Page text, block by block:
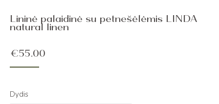
Lininė palaidinė su petnešėlėmis LINDA
natural linen
€55.00
Dydis